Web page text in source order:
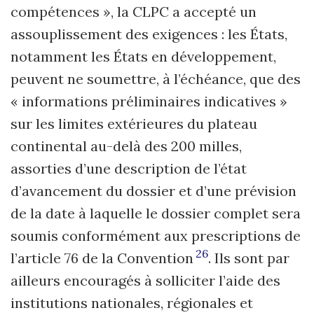
compétences », la CLPC a accepté un
assouplissement des exigences : les États,
notamment les États en développement,
peuvent ne soumettre, à l’échéance, que des
« informations préliminaires indicatives »
sur les limites extérieures du plateau
continental au-delà des 200 milles,
assorties d’une description de l’état
d’avancement du dossier et d’une prévision
de la date à laquelle le dossier complet sera
soumis conformément aux prescriptions de
l’article 76 de la Convention 26. Ils sont par
ailleurs encouragés à solliciter l’aide des
institutions nationales, régionales et